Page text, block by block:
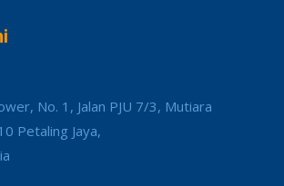
No. 1, Jalan PJU 7/3, Mutiara
Petaling Jaya,